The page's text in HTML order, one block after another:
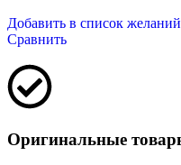
Добавить в список желаний
Сравнить
Оригинальные